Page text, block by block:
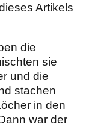
Artikels
die
sie
und die
stachen
in den
war der